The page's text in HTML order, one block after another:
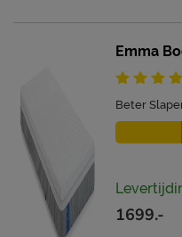
Emma
Beter
1699.-